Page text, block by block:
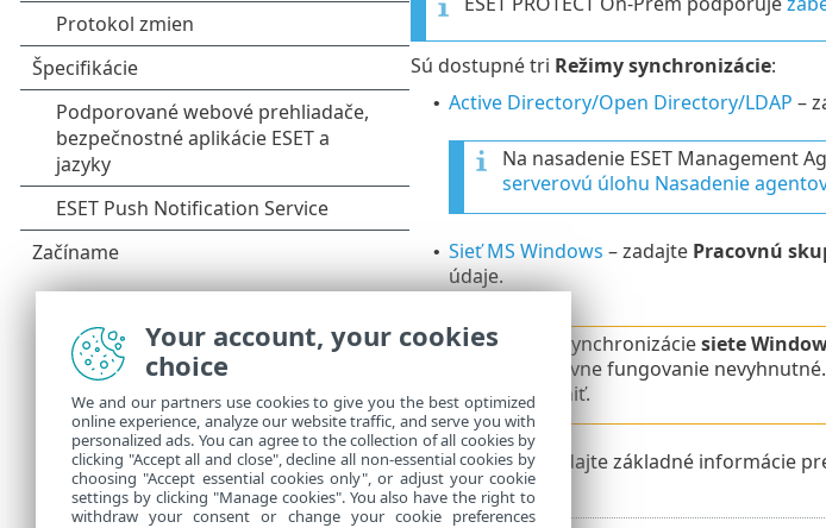
Sú dostupné tri Režimy synchronizácie:
• Active Directory/Open Directory/LDAP –
Na nasadenie ESET Management
serverovú úlohu Nasadenie agentov
• Sieť MS Windows – zadajte Pracovnú
údaje.
Režim synchronizáciesiete
na správne fungovanie
odstrániť.
• VMware– zadajte základné informácie
Your account, your cookies
choice
We and our partners use cookies to give you the best optimized
online experience, analyze our website traffic, and serve you with
personalized ads. You can agree to the collection of all cookies by
clicking "Accept all and close", decline all non-essential cookies by
choosing "Accept essential cookies only", or adjust your cookie
settings by clicking "Manage cookies". You also have the right to
withdraw your consent or change your cookie preferences